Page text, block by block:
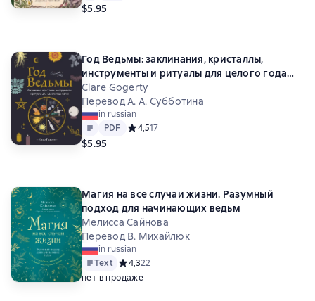
$5.95
Год Ведьмы: заклинания, кристаллы,
инструменты и ритуалы для целого года
магии
Clare Gogerty
Перевод А. А. Субботина
in russian
Text
PDF
PDF Средний рейтинг 4,5 на основе 17 оценок
4,517
$5.95
Магия на все случаи жизни. Разумный
подход для начинающих ведьм
Мелисса Сайнова
Перевод В. Михайлюк
in russian
Text Средний рейтинг 4,3 на основе 22 оценок
4,322
нет в продаже